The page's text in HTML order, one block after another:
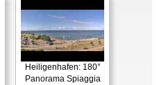
Heiligenhafen: 180°
Panorama Spiaggia